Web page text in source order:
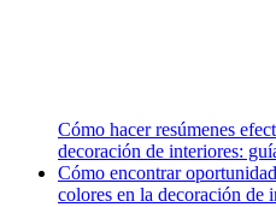
Cómo hacer resúmenes
decoración de interiores:
Cómo encontrar
colores en la decoración